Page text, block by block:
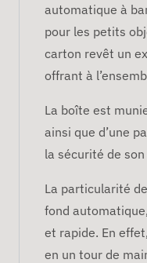
automatique à
pour les petits
carton revêt un
offrant à
La boîte est
ainsi que d’une
la sécurité de
La particularité
fond
et rapide. En
en un tour de